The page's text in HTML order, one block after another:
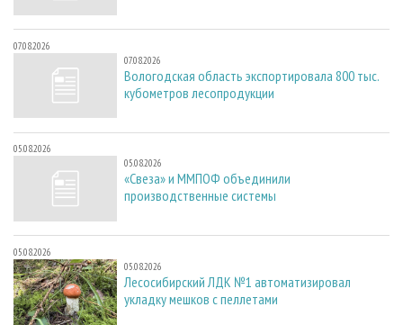
07.08.2026
07.08.2026
Вологодская область экспортировала 800 тыс.
кубометров лесопродукции
05.08.2026
05.08.2026
«Свеза» и ММПОФ объединили
производственные системы
05.08.2026
05.08.2026
Лесосибирский ЛДК №1 автоматизировал
укладку мешков с пеллетами